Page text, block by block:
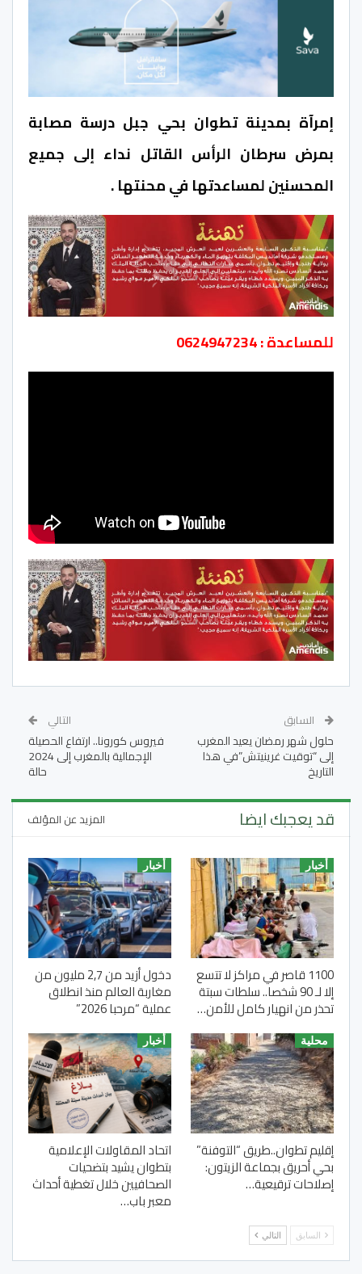
إمرآة بمدينة تطوان بحي جبل درسة مصابة
بمرض سرطان الرأس القاتل نداء إلى جميع
المحسنين لمساعدتها في محنتها .
للمساعدة : 0624947234
السابق
حلول شهر رمضان يعيد المغرب
إلى “توقيت غرينيتش”في هذا
التاريخ
التالي
فيروس كورونا.. ارتفاع الحصيلة
الإجمالية بالمغرب إلى 2024
حالة
قد يعجبك ايضا المزيد عن المؤلف
أخبار
1100 قاصر في مراكز لا تتسع
إلا لـ 90 شخصا.. سلطات سبتة
تحذر من انهيار كامل للأمن…
أخبار
دخول أزيد من 2,7 مليون من
مغاربة العالم منذ انطلاق
عملية “مرحبا 2026”
محلية
إقليم تطوان..طريق “التوفنة”
بحي أحريق بجماعة الزيتون:
إصلاحات ترقيعية…
أخبار
اتحاد المقاولات الإعلامية
بتطوان يشيد بتضحيات
الصحافيين خلال تغطية أحداث
معبر باب…
السابق التالي